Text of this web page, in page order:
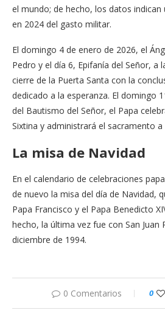
el mundo; de hecho, los datos indican
en 2024 del gasto militar.
El domingo 4 de enero de 2026, el
Pedro y el día 6, Epifanía del Señor, a
cierre de la Puerta Santa con la
dedicado a la esperanza. El domingo
del Bautismo del Señor, el Papa
Sixtina y administrará el sacramento a
La misa de Navidad
En el calendario de celebraciones
de nuevo la misa del día de Navidad,
Papa Francisco y el Papa Benedicto
hecho, la última vez fue con San Juan
diciembre de 1994.
0 Comentarios 0